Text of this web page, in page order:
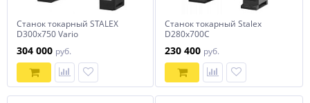
Станок токарный STALEX
D300x750 Vario
304 000 руб.
Станок токарный Stalex
D280x700С
230 400 руб.